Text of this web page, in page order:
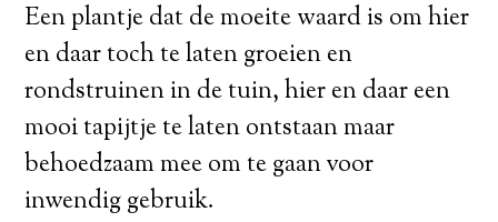
Een plantje dat de moeite waard is om hier
en daar toch te laten groeien en
rondstruinen in de tuin, hier en daar een
mooi tapijtje te laten ontstaan maar
behoedzaam mee om te gaan voor
inwendig gebruik.